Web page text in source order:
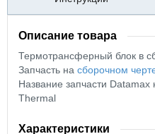
Описание товара
Термотрансферный блок в
Запчасть на сборочном
Название запчасти
Thermal
Характеристики